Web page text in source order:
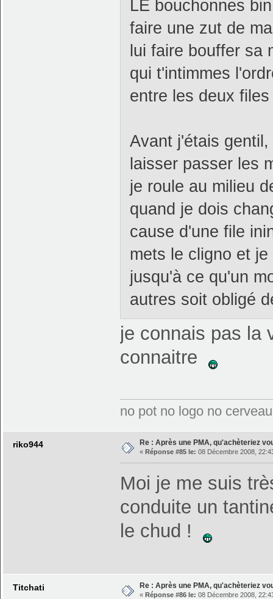
LE bouchonnes
faire une zut de
lui faire bouffer sa
qui t'intimmes
entre les deux
Avant j'étais
laisser passer les
je roule au milieu
quand je dois
cause d'une file
mets le cligno et
jusqu'à ce qu'un
autres soit obligé
je connais pas la
connaitre
no pot no logo no cerveau
riko944 Re : Après une PMA, qu'achèteriez
« Réponse #85 le: 08 Décembre 2008,
Moi je me suis
conduite un
le chud !
Titchati Re : Après une PMA, qu'achèteriez
« Réponse #86 le: 08 Décembre 2008,